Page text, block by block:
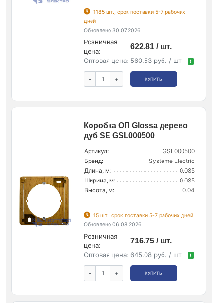
1185 шт., срок поставки 5-7 рабочих
дней
Обновлено 30.07.2026
Розничная
цена:
622.81 / шт.
Оптовая цена: 560.53 руб. / шт. !
- + КУПИТЬ
Коробка ОП Glossa дерево
дуб SE GSL000500
Артикул:
GSL000500
Бренд:
Systeme Electric
Длина, м:
0.085
Ширина, м:
0.085
Высота, м:
0.04
15 шт., срок поставки 5-7 рабочих дней
Обновлено 06.08.2026
Розничная
цена:
716.75 / шт.
Оптовая цена: 645.08 руб. / шт. !
- + КУПИТЬ